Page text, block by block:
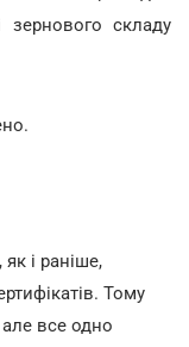
зернового складу
і раніше,
Тому
але все одно